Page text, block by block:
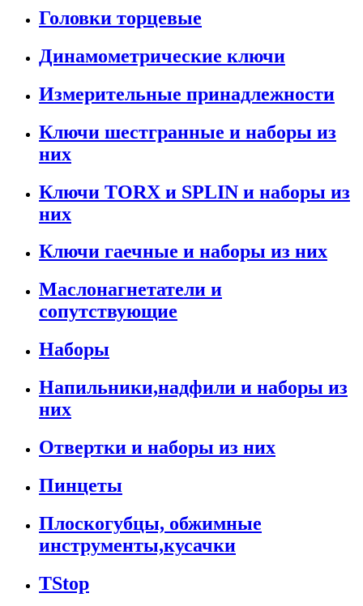
Головки торцевые
Динамометрические ключи
Измерительные принадлежности
Ключи шестгранные и наборы из
них
Ключи TORX и SPLIN и наборы из
них
Ключи гаечные и наборы из них
Маслонагнетатели и
сопутствующие
Наборы
Напильники,надфили и наборы из
них
Отвертки и наборы из них
Пинцеты
Плоскогубцы, обжимные
инструменты,кусачки
TStop